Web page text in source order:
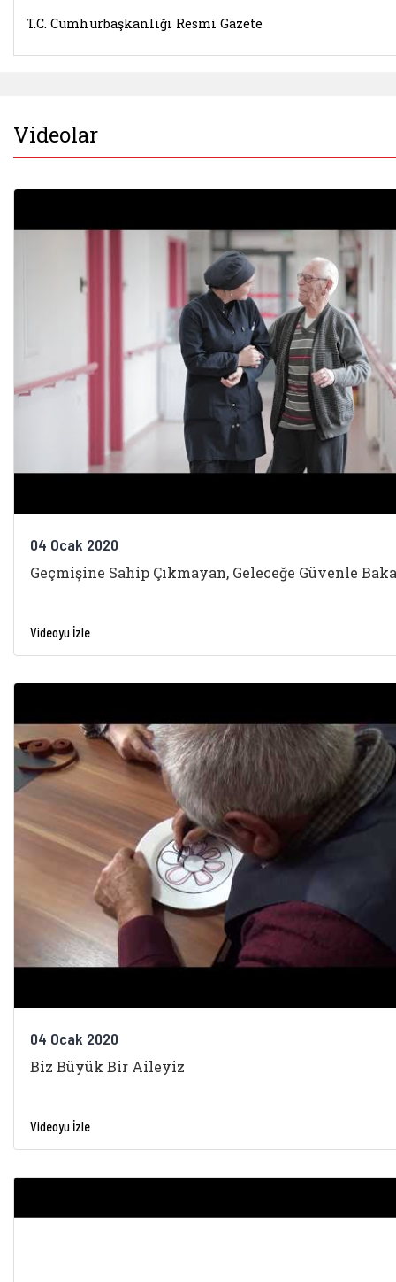
T.C. Cumhurbaşkanlığı Resmi Gazete
Videolar
04 Ocak 2020
Geçmişine Sahip Çıkmayan, Geleceğe Güvenle
Videoyu İzle
04 Ocak 2020
Biz Büyük Bir Aileyiz
Videoyu İzle